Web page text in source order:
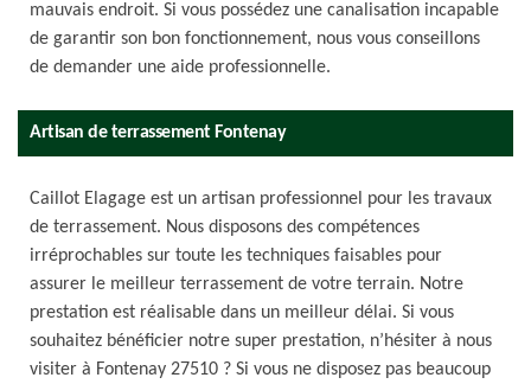
mauvais endroit. Si vous possédez une canalisation incapable
de garantir son bon fonctionnement, nous vous conseillons
de demander une aide professionnelle.
Artisan de terrassement Fontenay
Caillot Elagage est un artisan professionnel pour les travaux
de terrassement. Nous disposons des compétences
irréprochables sur toute les techniques faisables pour
assurer le meilleur terrassement de votre terrain. Notre
prestation est réalisable dans un meilleur délai. Si vous
souhaitez bénéficier notre super prestation, n’hésiter à nous
visiter à Fontenay 27510 ? Si vous ne disposez pas beaucoup